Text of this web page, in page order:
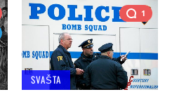
1
SVAŠTA